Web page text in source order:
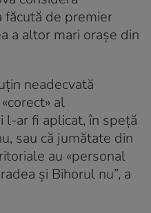
făcută de premier
a altor mari orașe din
neadecvată
al
l-ar fi aplicat, în speță
sau că jumătate din
au «personal
și Bihorul nu”, a